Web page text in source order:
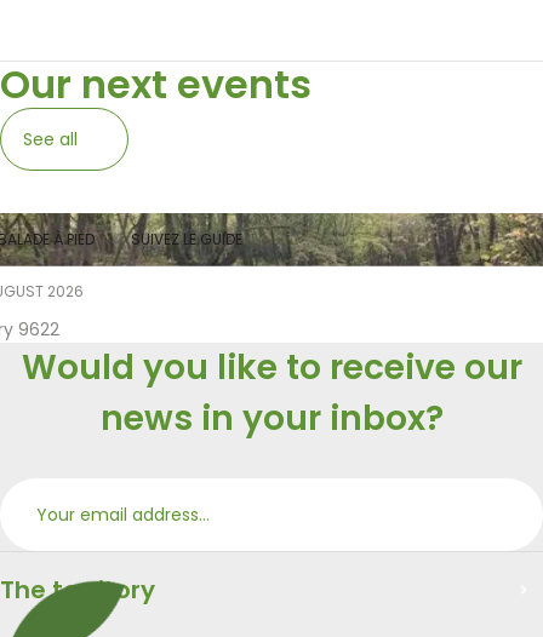
Our next events
See all
2026
9622
À PIED SUIVEZ LE GUIDE
Would you like to receive our
news in your inbox?
The territory